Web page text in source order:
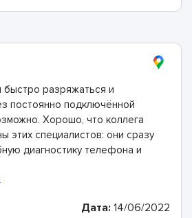
разряжаться и
постоянно подключённой
Хорошо, что коллега
этих специалистов: они сразу
диагностику телефона и
Всего через 40 минут он был
Дата: 14/06/2022